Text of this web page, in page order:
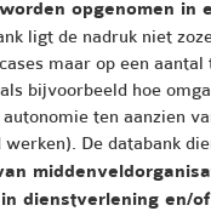
opgenomen in
ligt de nadruk niet
maar op een
bijvoorbeeld hoe
ten aanzien
De databank
dienstverlening en/